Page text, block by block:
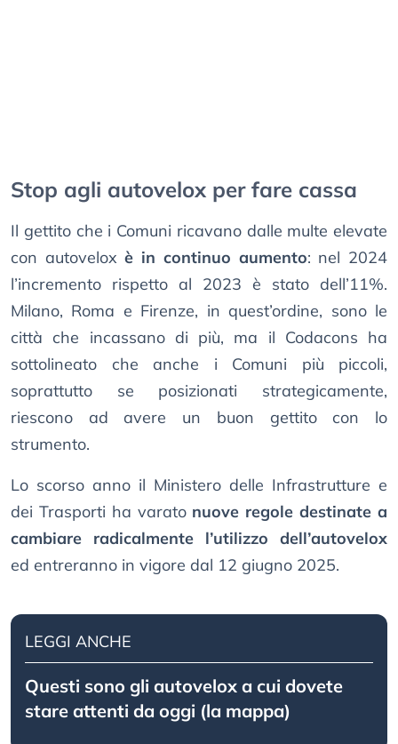
Stop agli autovelox per fare cassa
Il gettito che i Comuni ricavano dalle multe elevate
con autoveloxè in continuo aumento: nel 2024
l’incremento rispetto al 2023 è stato dell’11%.
Milano, Roma e Firenze, in quest’ordine, sono le
città che incassano di più, ma il Codacons ha
sottolineato che anche i Comuni più piccoli,
soprattutto se posizionati strategicamente,
riescono ad avere un buon gettito con lo
strumento.
Lo scorso anno il Ministero delle Infrastrutture e
dei Trasporti ha varato nuove regole destinate a
cambiare radicalmente l’utilizzo dell’autovelox
ed entreranno in vigore dal 12 giugno 2025.
LEGGI ANCHE
Questi sono gli autovelox a cui dovete
stare attenti da oggi (la mappa)